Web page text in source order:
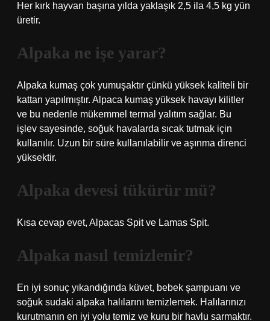
Her kırk hayvan başına yılda yaklaşık 2,5 ila 4,5 kg yün
üretir.
Alpaka ne işe yarar?
Alpaka kumaş çok yumuşaktır çünkü yüksek kaliteli bir
kattan yapılmıştır. Alpaca kumaş yüksek havayı kilitler
ve bu nedenle mükemmel termal yalıtım sağlar. Bu
işlev sayesinde, soğuk havalarda sıcak tutmak için
kullanılır. Uzun bir süre kullanılabilir ve aşınma direnci
yüksektir.
Alpaka devesi tükürür mü?
Kısa cevap evet, Alpacas Spit ve Lamas Spit.
Alpaka nasıl temizlenir?
En iyi sonuç yıkandığında küvet, bebek şampuanı ve
soğuk sudaki alpaka halılarını temizlemek. Halılarınızı
kurutmanın en iyi yolu temiz ve kuru bir havlu sarmaktır.